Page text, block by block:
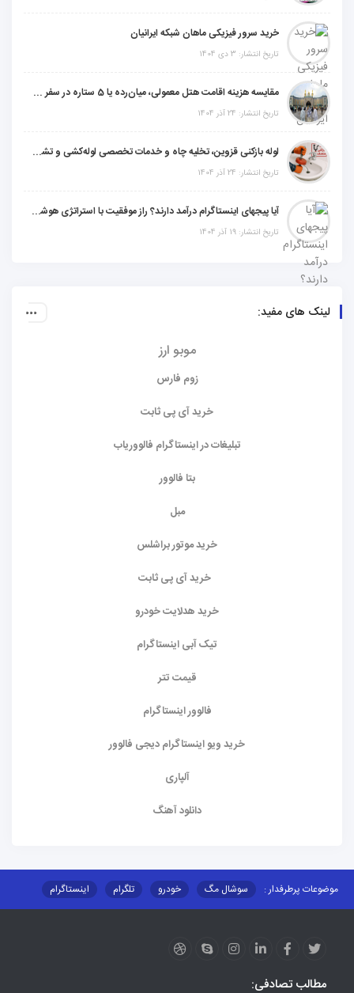
خرید سرور فیزیکی ماهان شبکه ایرانیان
تاریخ انتشار: 3 دی 1404
مقایسه هزینه اقامت هتل معمولی، میان‌رده یا 5 ستاره در سفر زیارتی عراق
تاریخ انتشار: 24 آذر 1404
لوله بازکنی قزوین، تخلیه چاه و خدمات تخصصی لوله‌کشی و تشخیص ترکیدگی
تاریخ انتشار: 24 آذر 1404
آیا پیجهای اینستاگرام درآمد دارند؟ راز موفقیت با استراتژی هوشمندانه
تاریخ انتشار: 19 آذر 1404
لینک های مفید:
موبو ارز
زوم فارس
خرید آی پی ثابت
تبلیغات در اینستاگرام فالووریاب
بتا فالوور
مبل
خرید موتور براشلس
خرید آی پی ثابت
خرید هدلایت خودرو
تیک آبی اینستاگرام
قیمت تتر
فالوور اینستاگرام
خرید ویو اینستاگرام دیجی فالوور
آلپاری
دانلود آهنگ
موضوعات پرطرفدار : سوشال مگ خودرو تلگرام
اینستاگرام
مطالب تصادفی: